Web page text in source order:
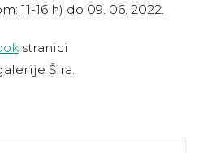
11-16 h) do 09. 06. 2022.
stranici
Šira.